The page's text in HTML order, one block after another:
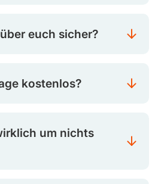
euch sicher?
kostenlos?
um nichts